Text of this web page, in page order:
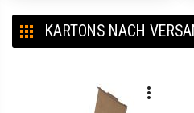
KARTONS NACH